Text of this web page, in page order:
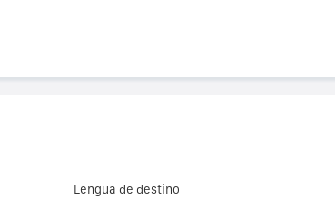
Lengua de destino